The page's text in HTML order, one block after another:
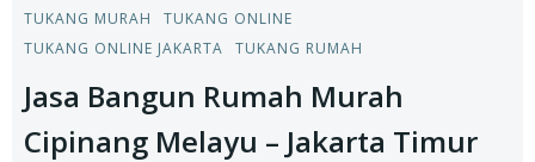
TUKANG MURAH
TUKANG ONLINE
TUKANG ONLINE JAKARTA
TUKANG RUMAH
Jasa Bangun Rumah Murah
Cipinang Melayu – Jakarta Timur